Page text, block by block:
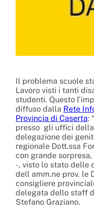
Il problema scuole
Lavoro visti i tanti
studenti. Questo
diffuso dalla Rete
Provincia di Caserta:
presso gli uffici della
delegazione dei
regionale Dott.ssa
con grande
-, visto lo stato delle
dell amm.ne prov. le
consigliere
delegata dello staff
Stefano Graziano.